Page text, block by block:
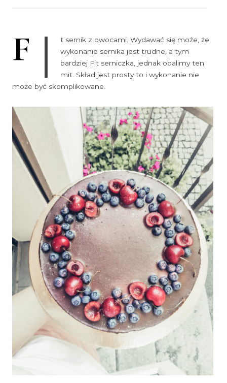
F i
t sernik z owocami. Wydawać się może, że
wykonanie sernika jest trudne, a tym
bardziej Fit serniczka, jednak obalimy ten
mit. Skład jest prosty to i wykonanie nie
może być skomplikowane.